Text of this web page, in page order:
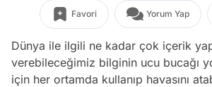
Favori Yorum Yap
Dünya ile ilgili ne kadar çok içerik
verebileceğimiz bilginin ucu bucağı
için her ortamda kullanıp havasını